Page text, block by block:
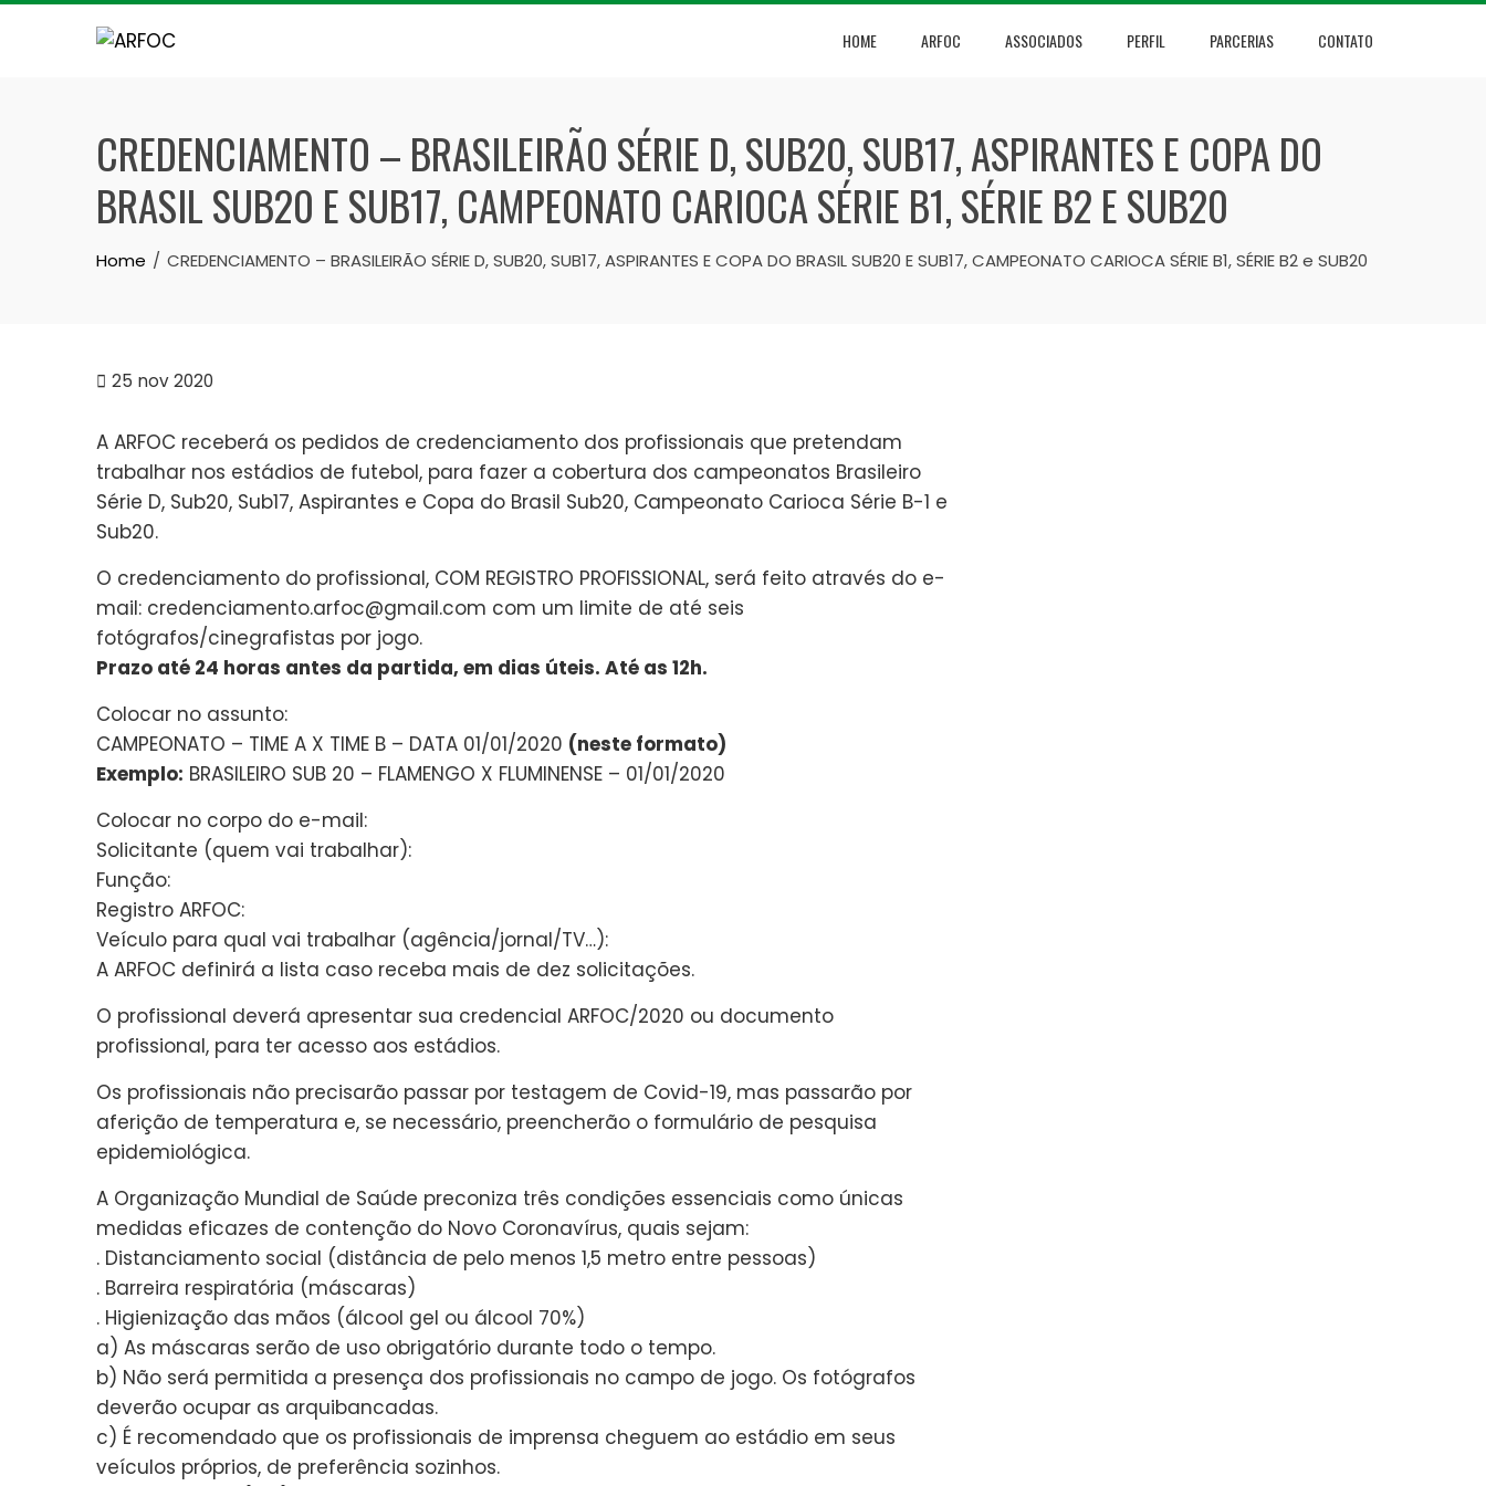
Skip
HOME ARFOC ASSOCIADOS PERFIL PARCERIAS CONTATO
CREDENCIAMENTO – BRASILEIRÃO SÉRIE D, SUB20, SUB17, ASPIRANTES E COPA DO
BRASIL SUB20 E SUB17, CAMPEONATO CARIOCA SÉRIE B1, SÉRIE B2 E SUB20
Home CREDENCIAMENTO – BRASILEIRÃO SÉRIE D, SUB20, SUB17, ASPIRANTES E COPA DO BRASIL SUB20 E SUB17, CAMPEONATO CARIOCA SÉRIE B1, SÉRIE B2 e SUB20
25 nov 2020
A ARFOC receberá os pedidos de credenciamento dos profissionais que pretendam
trabalhar nos estádios de futebol, para fazer a cobertura dos campeonatos Brasileiro
Série D, Sub20, Sub17, Aspirantes e Copa do Brasil Sub20, Campeonato Carioca Série B-1 e
Sub20.
O credenciamento do profissional, COM REGISTRO PROFISSIONAL, será feito através do e-
mail: credenciamento.arfoc@gmail.com com um limite de até seis
fotógrafos/cinegrafistas por jogo.
Prazo até 24 horas antes da partida, em dias úteis. Até as 12h.
Colocar no assunto:
CAMPEONATO – TIME A X TIME B – DATA 01/01/2020 (neste formato)
Exemplo: BRASILEIRO SUB 20 – FLAMENGO X FLUMINENSE – 01/01/2020
Colocar no corpo do e-mail:
Solicitante (quem vai trabalhar):
Função:
Registro ARFOC:
Veículo para qual vai trabalhar (agência/jornal/TV…):
A ARFOC definirá a lista caso receba mais de dez solicitações.
O profissional deverá apresentar sua credencial ARFOC/2020 ou documento
profissional, para ter acesso aos estádios.
Os profissionais não precisarão passar por testagem de Covid-19, mas passarão por
aferição de temperatura e, se necessário, preencherão o formulário de pesquisa
epidemiológica.
A Organização Mundial de Saúde preconiza três condições essenciais como únicas
medidas eficazes de contenção do Novo Coronavírus, quais sejam:
. Distanciamento social (distância de pelo menos 1,5 metro entre pessoas)
. Barreira respiratória (máscaras)
. Higienização das mãos (álcool gel ou álcool 70%)
a) As máscaras serão de uso obrigatório durante todo o tempo.
b) Não será permitida a presença dos profissionais no campo de jogo. Os fotógrafos
deverão ocupar as arquibancadas.
c) É recomendado que os profissionais de imprensa cheguem ao estádio em seus
veículos próprios, de preferência sozinhos.